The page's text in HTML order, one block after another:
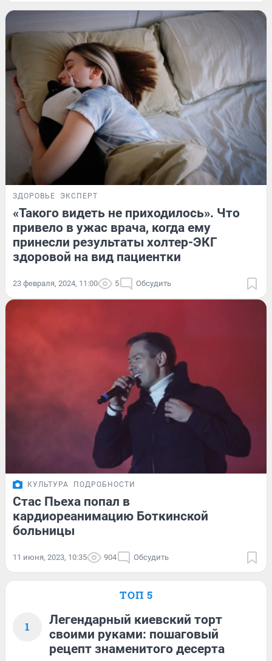
ЗДОРОВЬЕ ЭКСПЕРТ
«Такого видеть не приходилось». Что
привело в ужас врача, когда ему
принесли результаты холтер-ЭКГ
здоровой на вид пациентки
23 февраля, 2024, 11:00 5 Обсудить
КУЛЬТУРА ПОДРОБНОСТИ
Стас Пьеха попал в
кардиореанимацию Боткинской
больницы
11 июня, 2023, 10:35 904 Обсудить
ТОП 5
1
Легендарный киевский торт
своими руками: пошаговый
рецепт знаменитого десерта